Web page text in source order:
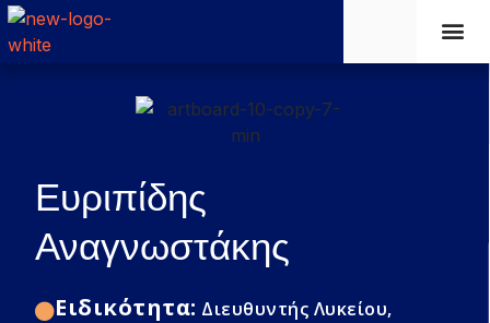
Ευριπίδης
Αναγνωστάκης
Ειδικότητα: Διευθυντής Λυκείου,